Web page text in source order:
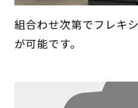
組合わせ次第でフレキ
が可能です。